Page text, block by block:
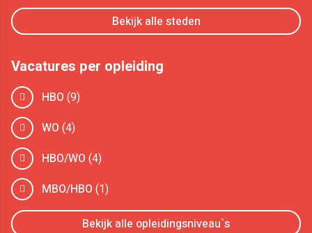
Bekijk alle steden
Vacatures per opleiding
HBO (9)
WO (4)
HBO/WO (4)
MBO/HBO (1)
Bekijk alle opleidingsniveau`s